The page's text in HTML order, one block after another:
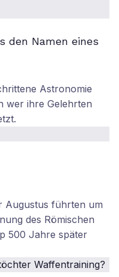
den Namen eines
Astronomie
wer ihre Gelehrten
Augustus führten um
des Römischen
500 Jahre später